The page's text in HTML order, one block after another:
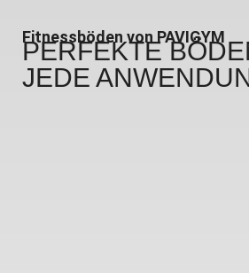
Fitnessböden von PAVIGYM
PERFEKTE
JEDE